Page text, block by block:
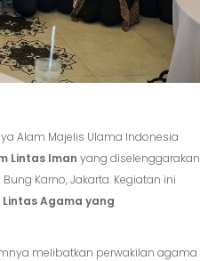
Alam Majelis Ulama Indonesia
Lintas Iman yang diselenggarakan
Karno, Jakarta. Kegiatan ini
Agama yang
melibatkan perwakilan agama